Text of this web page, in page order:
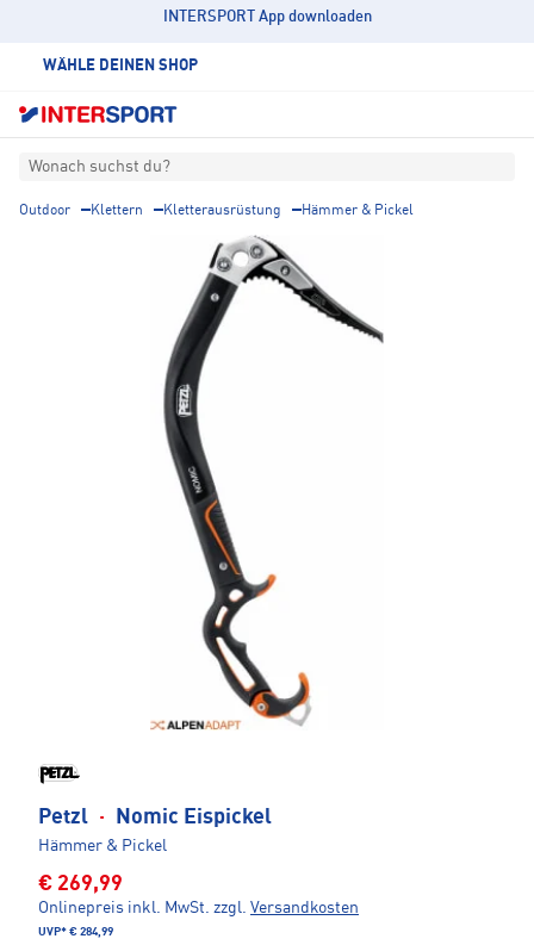
INTERSPORT App downloaden
WÄHLE DEINEN SHOP
Wonach suchst du?
Outdoor Klettern Kletterausrüstung Hämmer & Pickel
Petzl · Nomic Eispickel
Hämmer & Pickel
€ 269,99
Onlinepreis inkl. MwSt. zzgl. Versandkosten
UVP* € 284,99